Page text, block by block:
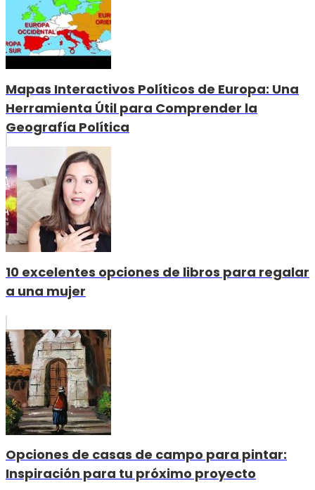
Mapas Interactivos Políticos de Europa: Una
Herramienta Útil para Comprender la
Geografía Política
10 excelentes opciones de libros para regalar
a una mujer
Opciones de casas de campo para pintar:
Inspiración para tu próximo proyecto